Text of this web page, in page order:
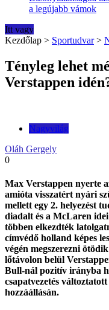
a legújabb vámok
Itt vagy
Kezdőlap > Sportudvar >
Tényleg lehet
Verstappen
Nagyvilág
Oláh Gergely
0
Max Verstappen nyerte
amióta visszatért nyári
mellett egy 2. helyezést
diadalt és a McLaren idei
többen elkezdték
címvédő holland képes
végén megszerezni
lőtávolon belül
Bull-nál pozitív irányba
csapatvezetés
hozzáállásán.